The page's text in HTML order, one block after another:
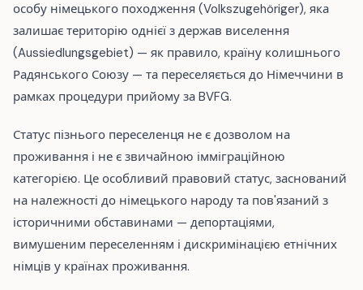
особу німецького походження (Volkszugehöriger), яка
залишає територію однієї з держав виселення
(Aussiedlungsgebiet) — як правило, країну колишнього
Радянського Союзу — та переселяється до Німеччини в
рамках процедури прийому за BVFG.
Статус пізнього переселенця не є дозволом на
проживання і не є звичайною імміграційною
категорією. Це особливий правовий статус, заснований
на належності до німецького народу та пов'язаний з
історичними обставинами — депортаціями,
вимушеним переселенням і дискримінацією етнічних
німців у країнах проживання.